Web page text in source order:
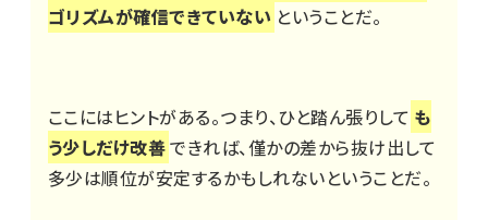
ゴリズムが確信できていない ということだ。
ここにはヒントがある。つまり、ひと踏ん張りして も
う少しだけ改善できれば、僅かの差から抜け出して
多少は順位が安定するかもしれないということだ。